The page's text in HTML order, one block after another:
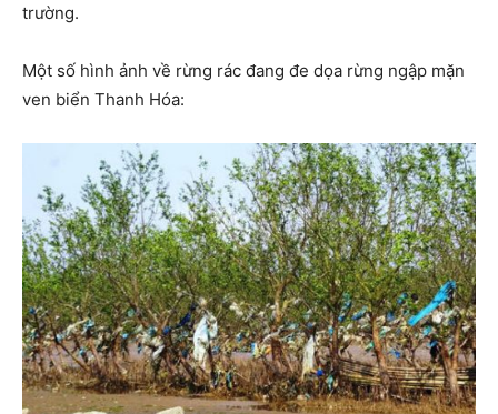
trường.
Một số hình ảnh về rừng rác đang đe dọa rừng ngập mặn
ven biển Thanh Hóa: